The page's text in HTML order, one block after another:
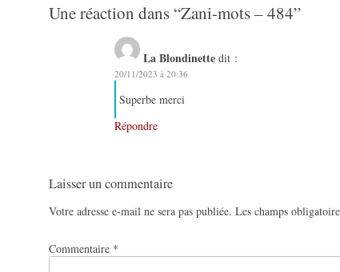
Une réaction dans “Zani-mots – 484”
La Blondinette dit :
20/11/2023 à 20:36
Superbe merci
Répondre
Laisser un commentaire
Votre adresse e-mail ne sera pas publiée. Les champs
Commentaire *